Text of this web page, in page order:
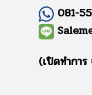
081-
(เปิดทำกา